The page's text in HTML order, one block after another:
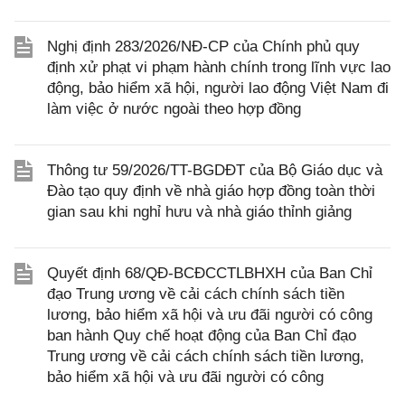
Nghị định 283/2026/NĐ-CP của Chính phủ quy
định xử phạt vi phạm hành chính trong lĩnh vực lao
động, bảo hiểm xã hội, người lao động Việt Nam đi
làm việc ở nước ngoài theo hợp đồng
Thông tư 59/2026/TT-BGDĐT của Bộ Giáo dục và
Đào tạo quy định về nhà giáo hợp đồng toàn thời
gian sau khi nghỉ hưu và nhà giáo thỉnh giảng
Quyết định 68/QĐ-BCĐCCTLBHXH của Ban Chỉ
đạo Trung ương về cải cách chính sách tiền
lương, bảo hiểm xã hội và ưu đãi người có công
ban hành Quy chế hoạt động của Ban Chỉ đạo
Trung ương về cải cách chính sách tiền lương,
bảo hiểm xã hội và ưu đãi người có công